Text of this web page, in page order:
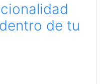
de tu